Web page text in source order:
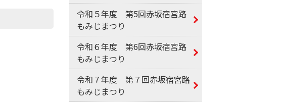
令和５年度 第5回赤坂宿宮路
もみじまつり
令和６年度 第6回赤坂宿宮路
もみじまつり
令和７年度 第７回赤坂宿宮路
もみじまつり